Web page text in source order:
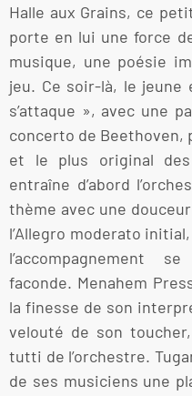
Halle aux Grains, ce
porte en lui une force
musique, une poésie
jeu. Ce soir-là, le jeune
s’attaque », avec une
concerto de Beethoven,
et le plus original
entraîne d’abord
thème avec une
l’Allegro moderato
l’accompagnement
faconde. Menahem
la finesse de son
velouté de son
tutti de l’orchestre.
de ses musiciens une